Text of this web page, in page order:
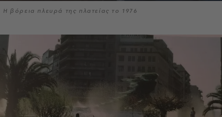
Η βόρεια πλευρά της πλατείας το 1976